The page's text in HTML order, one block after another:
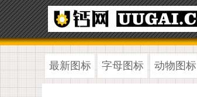
最新图标 字母图标 动物图标